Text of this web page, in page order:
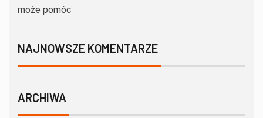
może pomóc
NAJNOWSZE KOMENTARZE
ARCHIWA